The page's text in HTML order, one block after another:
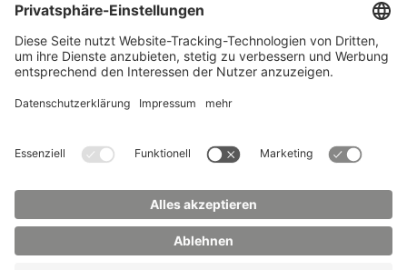
Mail:info(at)hszg.de
Mail:
stud.info(at)hszg.de
TransparenzgesetzKontakt Lageplan